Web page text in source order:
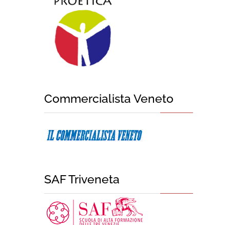
Commercialista Veneto
SAF Triveneta